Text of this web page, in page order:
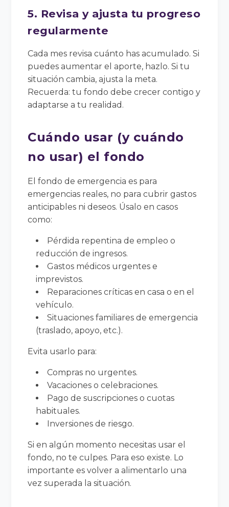
5. Revisa y ajusta tu progreso
regularmente
Cada mes revisa cuánto has acumulado. Si
puedes aumentar el aporte, hazlo. Si tu
situación cambia, ajusta la meta.
Recuerda: tu fondo debe crecer contigo y
adaptarse a tu realidad.
Cuándo usar (y cuándo
no usar) el fondo
El fondo de emergencia es para
emergencias reales, no para cubrir gastos
anticipables ni deseos. Úsalo en casos
como:
Pérdida repentina de empleo o
reducción de ingresos.
Gastos médicos urgentes e
imprevistos.
Reparaciones críticas en casa o en el
vehículo.
Situaciones familiares de emergencia
(traslado, apoyo, etc.).
Evita usarlo para:
Compras no urgentes.
Vacaciones o celebraciones.
Pago de suscripciones o cuotas
habituales.
Inversiones de riesgo.
Si en algún momento necesitas usar el
fondo, no te culpes. Para eso existe. Lo
importante es volver a alimentarlo una
vez superada la situación.